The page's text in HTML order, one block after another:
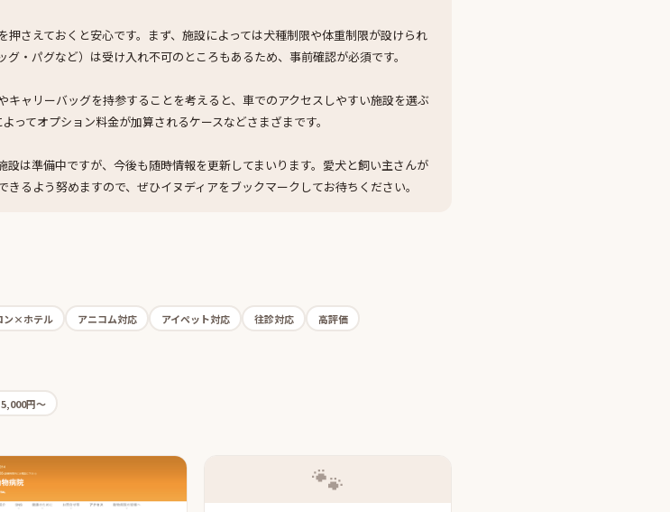
さえておくと安心です。まず、施設によっては犬種制限や体重制限が設けられ
・パグなど）は受け入れ不可のところもあるため、事前確認が必須です。
ャリーバッグを持参することを考えると、車でのアクセスしやすい施設を選ぶ
ってオプション料金が加算されるケースなどさまざまです。
は準備中ですが、今後も随時情報を更新してまいります。愛犬と飼い主さんが
るよう努めますので、ぜひイヌディアをブックマークしてお待ちください。
ン×ホテル アニコム対応 アイペット対応 往診対応
高評価
5,000円〜
🐾